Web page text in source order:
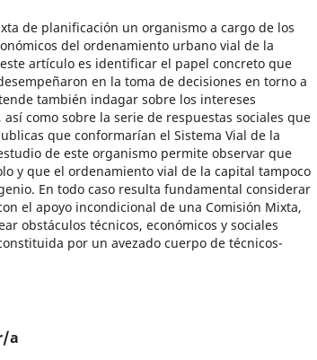
de planificación un organismo a cargo de los
del ordenamiento urbano vial de la
artículo es identificar el papel concreto que
en la toma de decisiones en torno a
también indagar sobre los intereses
como sobre la serie de respuestas sociales que
que conformarían el Sistema Vial de la
de este organismo permite observar que
y que el ordenamiento vial de la capital tampoco
En todo caso resulta fundamental considerar
el apoyo incondicional de una Comisión Mixta,
obstáculos técnicos, económicos y sociales
por un avezado cuerpo de técnicos-
a